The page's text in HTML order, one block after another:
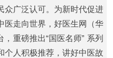
众广泛认可。为新时代促进
医走向世界，好医生网（华
重磅推出“国医名师” 系列
个人积极推荐，讲好中医故